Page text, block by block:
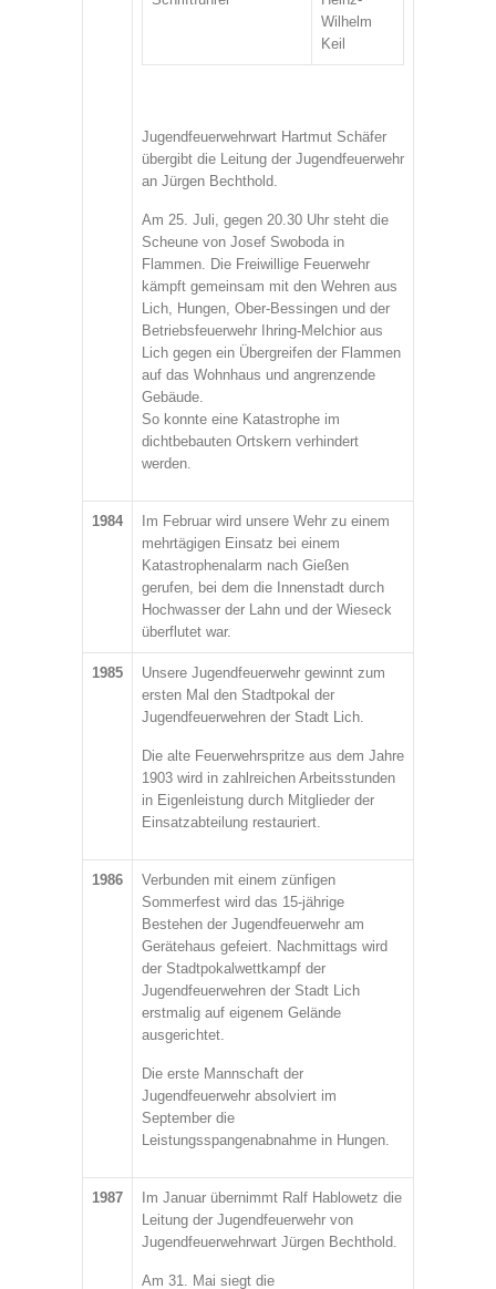
Wilhelm
Keil
Jugendfeuerwehrwart Hartmut Schäfer
übergibt die Leitung der Jugendfeuerwehr
an Jürgen Bechthold.
Am 25. Juli, gegen 20.30 Uhr steht die
Scheune von Josef Swoboda in
Flammen. Die Freiwillige Feuerwehr
kämpft gemeinsam mit den Wehren aus
Lich, Hungen, Ober-Bessingen und der
Betriebsfeuerwehr Ihring-Melchior aus
Lich gegen ein Übergreifen der Flammen
auf das Wohnhaus und angrenzende
Gebäude.
So konnte eine Katastrophe im
dichtbebauten Ortskern verhindert
werden.
1984
Im Februar wird unsere Wehr zu einem
mehrtägigen Einsatz bei einem
Katastrophenalarm nach Gießen
gerufen, bei dem die Innenstadt durch
Hochwasser der Lahn und der Wieseck
überflutet war.
1985
Unsere Jugendfeuerwehr gewinnt zum
ersten Mal den Stadtpokal der
Jugendfeuerwehren der Stadt Lich.
Die alte Feuerwehrspritze aus dem Jahre
1903 wird in zahlreichen Arbeitsstunden
in Eigenleistung durch Mitglieder der
Einsatzabteilung restauriert.
1986
Verbunden mit einem zünfigen
Sommerfest wird das 15-jährige
Bestehen der Jugendfeuerwehr am
Gerätehaus gefeiert. Nachmittags wird
der Stadtpokalwettkampf der
Jugendfeuerwehren der Stadt Lich
erstmalig auf eigenem Gelände
ausgerichtet.
Die erste Mannschaft der
Jugendfeuerwehr absolviert im
September die
Leistungsspangenabnahme in Hungen.
1987
Im Januar übernimmt Ralf Hablowetz die
Leitung der Jugendfeuerwehr von
Jugendfeuerwehrwart Jürgen Bechthold.
Am 31. Mai siegt die